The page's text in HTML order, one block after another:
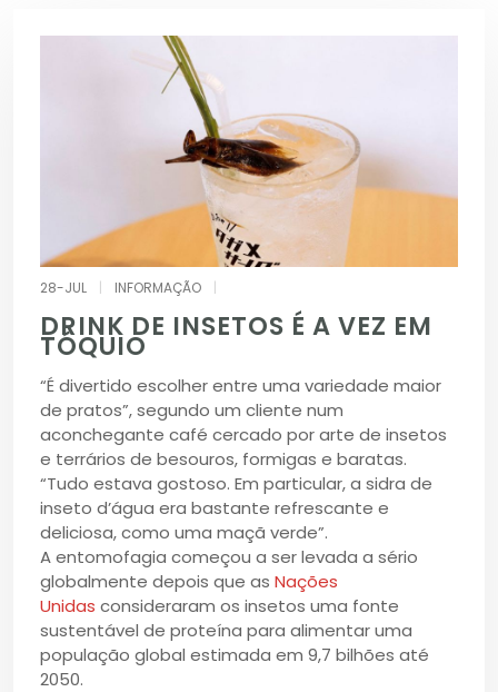
28-JUL INFORMAÇÃO
DRINK DE INSETOS É A VEZ EM
TÓQUIO
“É divertido escolher entre uma variedade maior
de pratos”, segundo um cliente num
aconchegante café cercado por arte de insetos
e terrários de besouros, formigas e baratas.
“Tudo estava gostoso. Em particular, a sidra de
inseto d’água era bastante refrescante e
deliciosa, como uma maçã verde”.
A entomofagia começou a ser levada a sério
globalmente depois que as Nações
Unidas consideraram os insetos uma fonte
sustentável de proteína para alimentar uma
população global estimada em 9,7 bilhões até
2050.